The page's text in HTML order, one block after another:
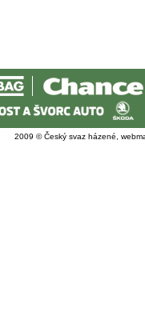
2009 © Český svaz házené,